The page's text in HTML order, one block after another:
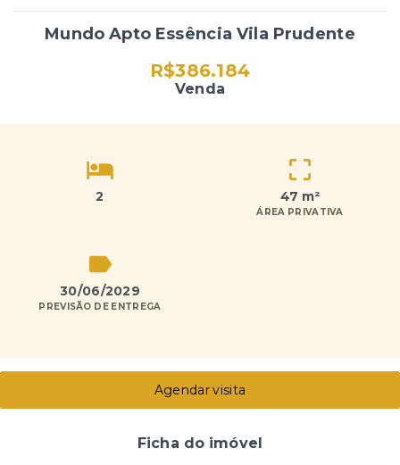
Mundo Apto Essência Vila Prudente
R$386.184
Venda
2 47 m²
ÁREA PRIVATIVA
30/06/2029
PREVISÃO DE ENTREGA
Agendar visita
Ficha do imóvel